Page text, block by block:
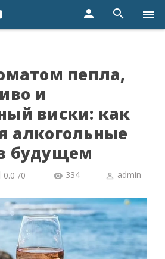
person search menu
пепла,
и
виски: как
алкогольные
будущем
0.0 /0 334 admin